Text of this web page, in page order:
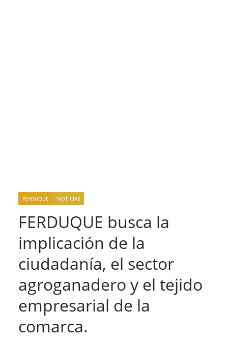
FERDUQUE NOTICIAS
FERDUQUE busca la
implicación de la
ciudadanía, el sector
agroganadero y el tejido
empresarial de la
comarca.